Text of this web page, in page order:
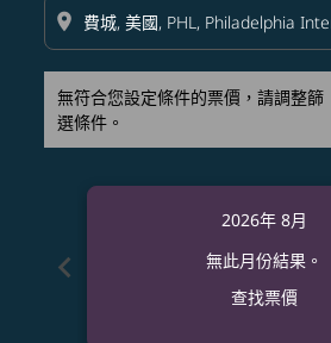
location_on
無符合您設定條件的票價，請調整篩
選條件。
chevron_left
2026年 8月
無此月份結果。
查找票價